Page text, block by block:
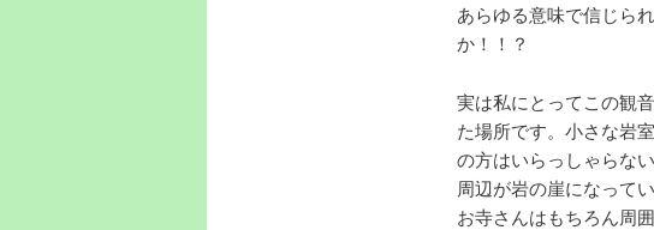
あらゆる意味で信じら
か！！？
実は私にとってこの観
た場所です。小さな岩
の方はいらっしゃらな
周辺が岩の崖になってい
お寺さんはもちろん周